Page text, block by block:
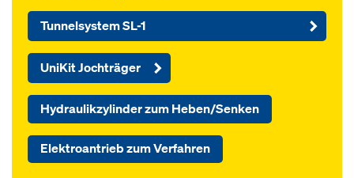
Tunnelsystem SL-1
UniKit Jochträger
Hydraulikzylinder zum Heben/Senken
Elektroantrieb zum Verfahren